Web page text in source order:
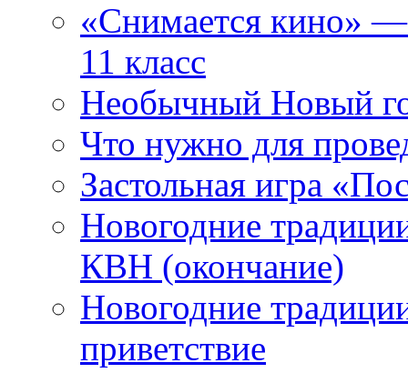
«Снимается кино» —
11 класс
Необычный Новый
Что нужно для
Застольная игра
Новогодние
КВН (окончание)
Новогодние
приветствие